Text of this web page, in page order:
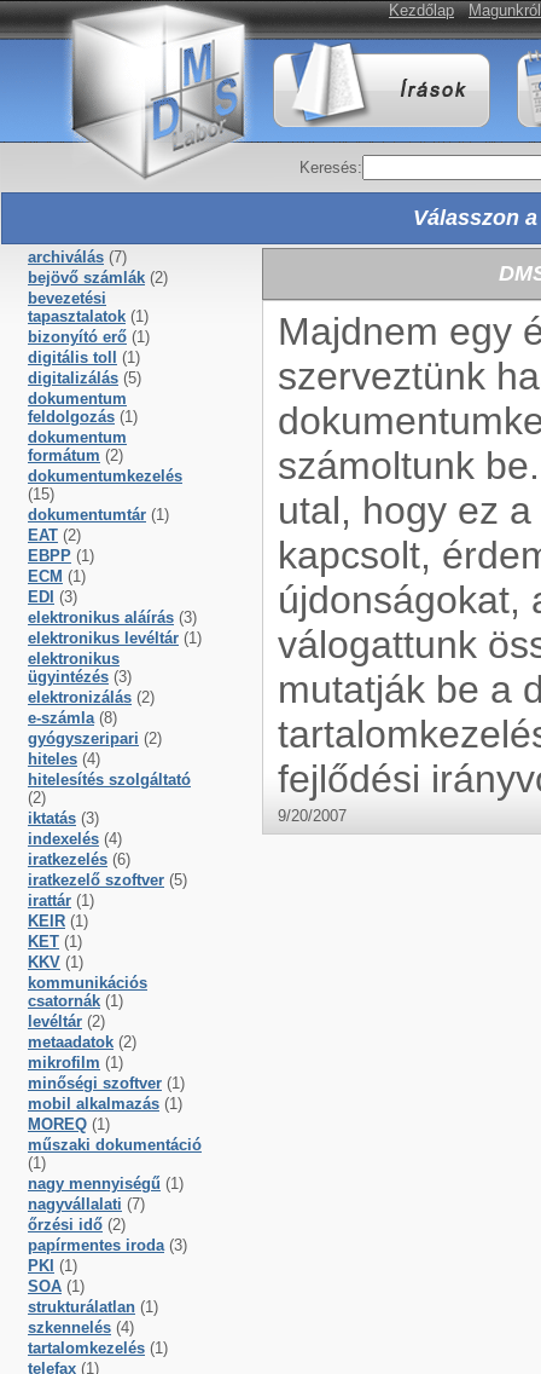
Kezdőlap Magunkról
Keresés:
Válasszon
archiválás (7)
bejövő számlák (2)
bevezetési
tapasztalatok (1)
bizonyító erő (1)
digitális toll
(1)
digitalizálás (5)
dokumentum
feldolgozás (1)
dokumentum
formátum (2)
dokumentumkezelés
(15)
dokumentumtár (1)
EAT (2)
EBPP (1)
ECM (1)
EDI (3)
elektronikus aláírás (3)
elektronikus levéltár (1)
elektronikus
ügyintézés (3)
elektronizálás (2)
e-számla (8)
gyógyszeripari (2)
hiteles (4)
hitelesítés szolgáltató
(2)
iktatás (3)
indexelés (4)
iratkezelés (6)
iratkezelő szoftver (5)
irattár (1)
KEIR (1)
KET (1)
KKV (1)
kommunikációs
csatornák (1)
levéltár (2)
metaadatok (2)
mikrofilm (1)
minőségi szoftver (1)
mobil alkalmazás (1)
MOREQ (1)
műszaki dokumentáció
(1)
nagy mennyiségű (1)
nagyvállalati (7)
őrzési idő (2)
papírmentes iroda (3)
PKI (1)
SOA (1)
strukturálatlan (1)
szkennelés (4)
tartalomkezelés (1)
telefax (1)
Majdnem egy
szerveztünk
számoltunk
utal, hogy ez
kapcsolt,
újdonságokat,
válogattunk
mutatják be a
fejlődési
9/20/2007